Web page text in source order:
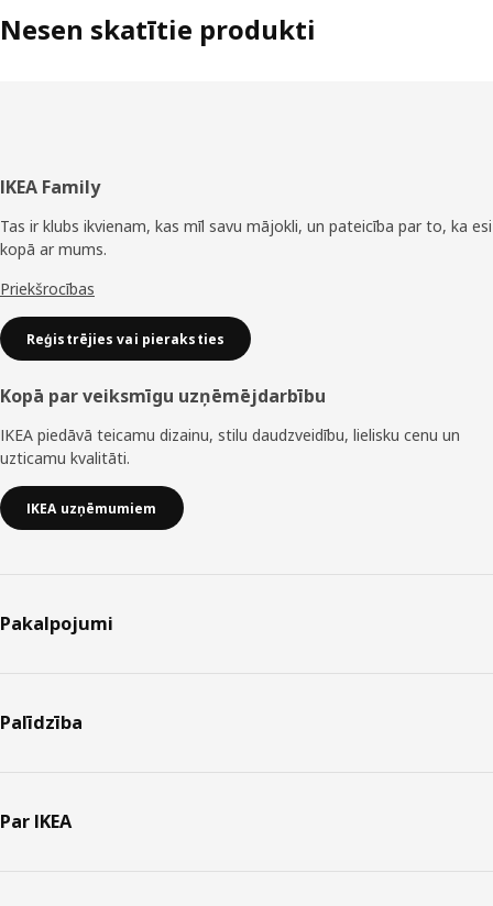
Nesen skatītie produkti
Kājene
IKEA Family
Tas ir klubs ikvienam, kas mīl savu mājokli, un pateicība par to, ka esi
kopā ar mums.
Priekšrocības
Reģistrējies vai pieraksties
Kopā par veiksmīgu uzņēmējdarbību
IKEA piedāvā teicamu dizainu, stilu daudzveidību, lielisku cenu un
uzticamu kvalitāti.
IKEA uzņēmumiem
Pakalpojumi
Palīdzība
Par IKEA